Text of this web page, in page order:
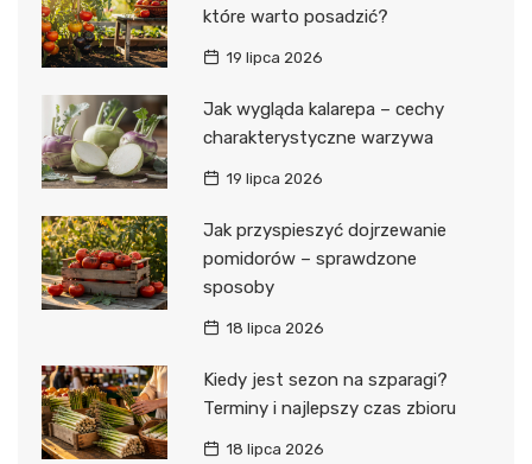
które warto posadzić?
19 lipca 2026
Jak wygląda kalarepa – cechy
charakterystyczne warzywa
19 lipca 2026
Jak przyspieszyć dojrzewanie
pomidorów – sprawdzone
sposoby
18 lipca 2026
Kiedy jest sezon na szparagi?
Terminy i najlepszy czas zbioru
18 lipca 2026